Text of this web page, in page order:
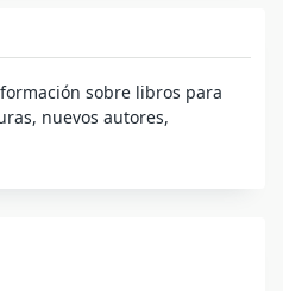
sobre libros para
nuevos autores,